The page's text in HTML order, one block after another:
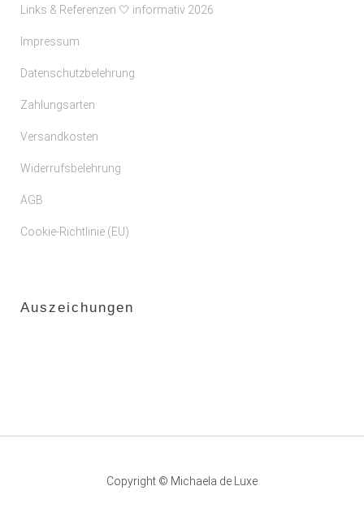
Links & Referenzen 🤍 informativ 2026
Impressum
Datenschutzbelehrung
Zahlungsarten
Versandkosten
Widerrufsbelehrung
AGB
Cookie-Richtlinie (EU)
Auszeichungen
Copyright © Michaela de Luxe